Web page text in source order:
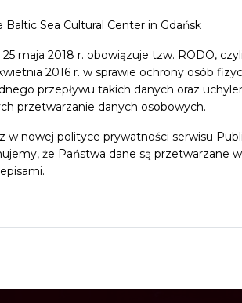
Sea Cultural Center in Gdańsk
maja 2018 r. obowiązuje tzw. RODO,
2016 r. w sprawie ochrony osób
przepływu takich danych oraz
przetwarzanie danych osobowych.
w nowej polityce prywatności serwisu
że Państwa dane są przetwarzane